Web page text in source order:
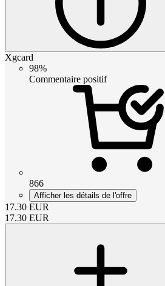
Xgcard
98%
Commentaire positif
866
Afficher les détails de l'offre
17.30 EUR
17.30 EUR